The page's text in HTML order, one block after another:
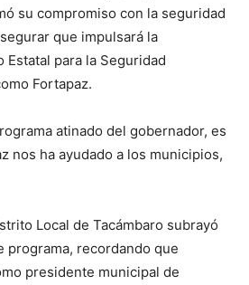
su compromiso con la seguridad
que impulsará la
Estatal para la Seguridad
Fortapaz.
atinado del gobernador, es
nos ha ayudado a los municipios,
Local de Tacámbaro subrayó
programa, recordando que
presidente municipal de